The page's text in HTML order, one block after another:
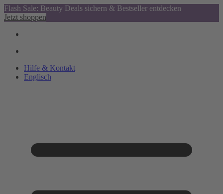
Flash Sale: Beauty Deals sichern & Bestseller entdecken
Jetzt shoppen
Hilfe & Kontakt
Englisch